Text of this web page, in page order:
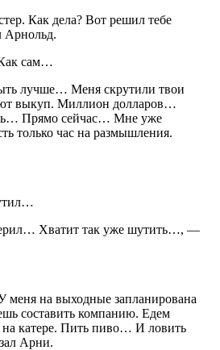
Как дела? Вот решил тебе
Арнольд.
сам…
лучше… Меня скрутили твои
выкуп. Миллион долларов…
Прямо сейчас… Мне уже
только час на размышления.
Хватит так уже шутить…, —
на выходные запланирована
составить компанию. Едем
на катере. Пить пиво… И ловить
Арни.